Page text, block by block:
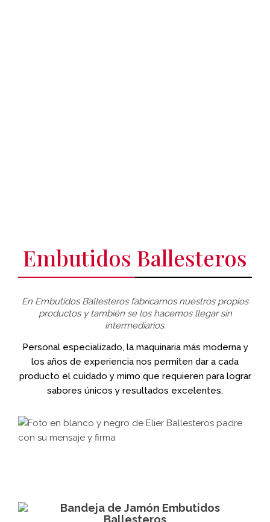
Embutidos Ballesteros
En Embutidos Ballesteros fabricamos nuestros propios
productos y también se los hacemos llegar sin
intermediarios.
Personal especializado, la maquinaria más moderna y
los años de experiencia nos permiten dar a cada
producto el cuidado y mimo que requieren para lograr
sabores únicos y resultados excelentes.